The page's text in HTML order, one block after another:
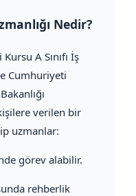
Nedir?
A Sınıfı İş
Cumhuriyeti
verilen bir
uzmanlar:
görev alabilir.
rehberlik